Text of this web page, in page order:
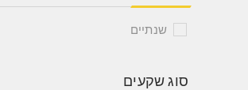
שנתיים
סוג שקעים